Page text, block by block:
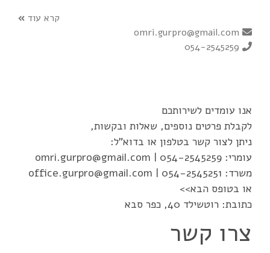
קרא עוד
אנו עומדים לשירותכם
לקבלת פרטים נוספים, שאלות ובקשות,
ניתן לצור קשר בטלפון או בדוא"ל:
עומרי: 054-2545259
|
omri.gurpro@gmail.com
משרד: 054-2545251
|
office.gurpro@gmail.com
או בטופס הבא>>
כתובת: רוטשילד 40, כפר סבא
צרו קשר